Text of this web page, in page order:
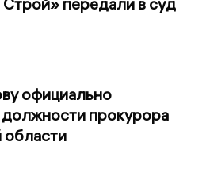
официально
прокурора